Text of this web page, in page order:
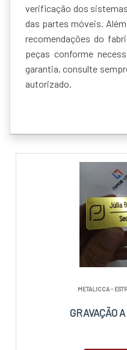
verificação dos
das partes móveis.
recomendações do
peças conforme
garantia, consulte
autorizado.
METALICCA -
GRAVAÇÃO